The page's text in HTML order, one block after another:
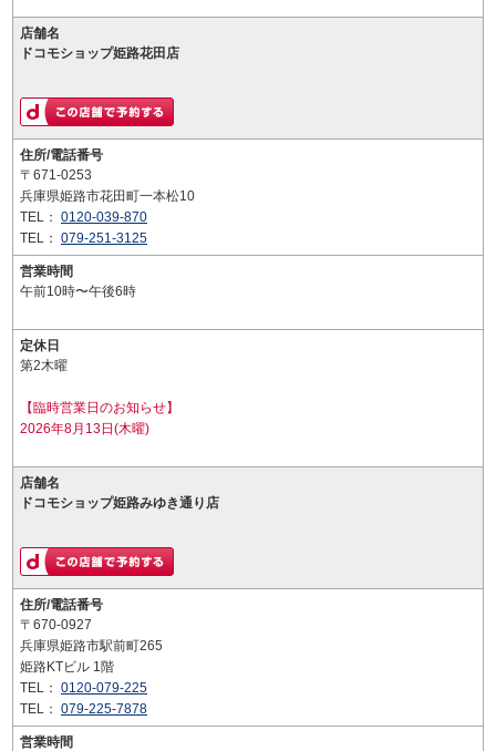
店舗名
ドコモショップ姫路花田店
住所/電話番号
〒671-0253
兵庫県姫路市花田町一本松10
TEL： 0120-039-870
TEL： 079-251-3125
営業時間
午前10時〜午後6時
定休日
第2木曜
【臨時営業日のお知らせ】
2026年8月13日(木曜)
店舗名
ドコモショップ姫路みゆき通り店
住所/電話番号
〒670-0927
兵庫県姫路市駅前町265
姫路KTビル 1階
TEL： 0120-079-225
TEL： 079-225-7878
営業時間